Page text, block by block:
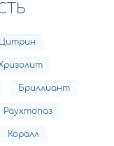
Цитрин
Бриллиант
Раухтопаз
Коралл